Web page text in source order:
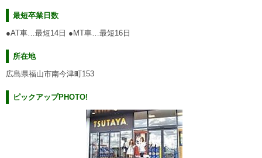
最短卒業日数
●AT車…最短14日 ●MT車…最短16日
所在地
広島県福山市南今津町153
ピックアップPHOTO!